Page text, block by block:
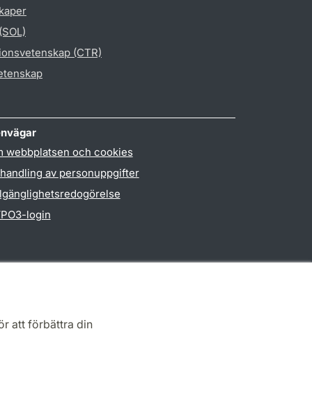
att förbättra din
(CTR)
webbplatsen och cookies
av personuppgifter
login